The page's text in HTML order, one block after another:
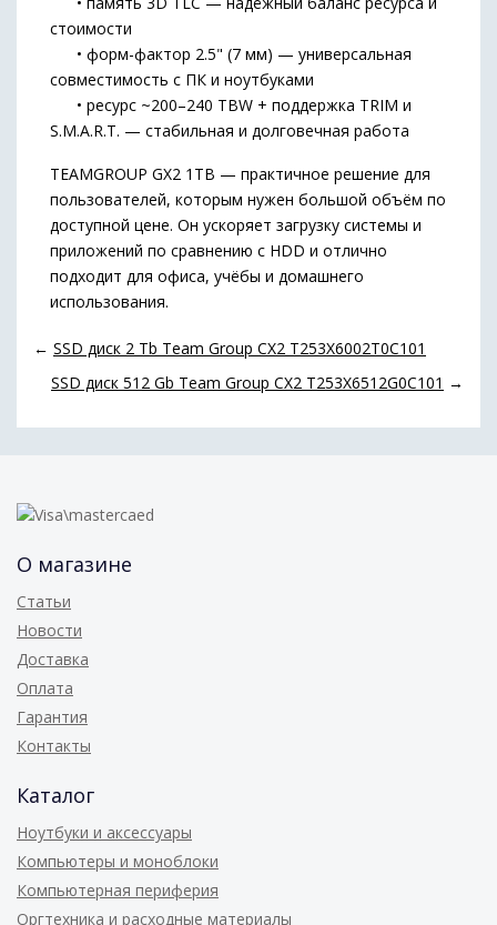
стоимости
• форм-фактор 2.5" (7 мм) — универсальная
совместимость с ПК и ноутбуками
• ресурс ~200–240 TBW + поддержка TRIM и
S.M.A.R.T. — стабильная и долговечная работа
TEAMGROUP GX2 1TB — практичное решение для
пользователей, которым нужен большой объём по
доступной цене. Он ускоряет загрузку системы и
приложений по сравнению с HDD и отлично
подходит для офиса, учёбы и домашнего
использования.
← SSD диск 2 Tb Team Group CX2 T253X6002T0C101
SSD диск 512 Gb Team Group CX2 T253X6512G0C101 →
О магазине
Статьи
Новости
Доставка
Оплата
Гарантия
Контакты
Каталог
Ноутбуки и аксессуары
Компьютеры и моноблоки
Компьютерная периферия
Оргтехника и расходные материалы